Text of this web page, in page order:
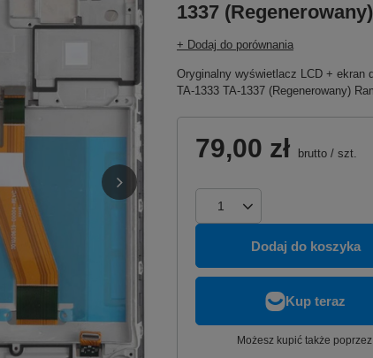
1337
+ Dodaj do porównania
Oryginalny wyświetlacz LCD + ekran
TA-1333 TA-1337 (Regenerowany)
79,00 zł brutto / szt.
Dodaj do koszyka
Możesz kupić także